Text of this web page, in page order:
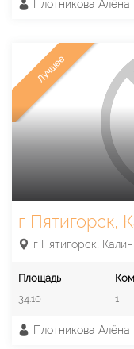
Плотникова Алёна
Лучшее
г Пятигорск,
г Пятигорск,
Площадь
34.10
1
Плотникова Алёна